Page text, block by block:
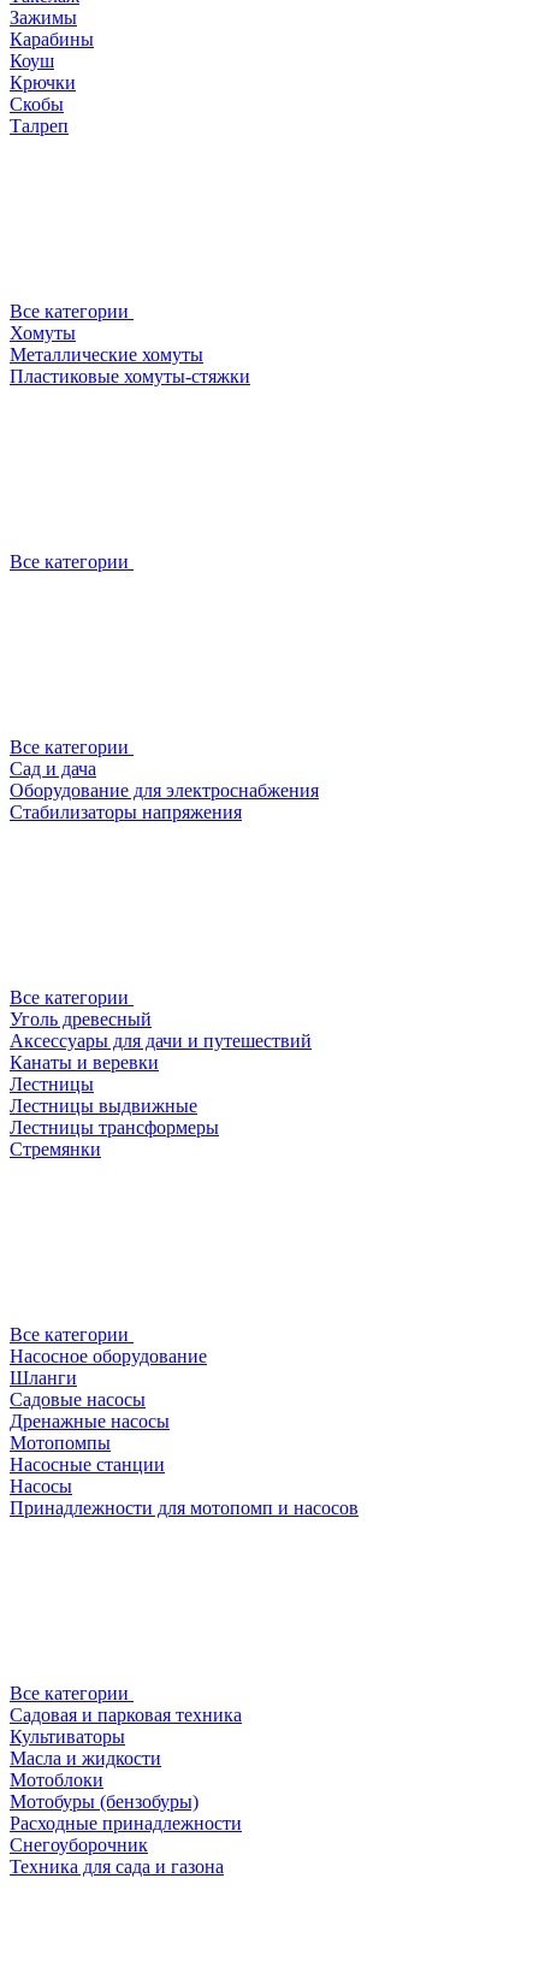
Зажимы
Карабины
Коуш
Крючки
Скобы
Талреп
Все категории
Хомуты
Металлические хомуты
Пластиковые хомуты-стяжки
Все категории
Все категории
Сад и дача
Оборудование для электроснабжения
Стабилизаторы напряжения
Все категории
Уголь древесный
Аксессуары для дачи и путешествий
Канаты и веревки
Лестницы
Лестницы выдвижные
Лестницы трансформеры
Стремянки
Все категории
Насосное оборудование
Шланги
Садовые насосы
Дренажные насосы
Мотопомпы
Насосные станции
Насосы
Принадлежности для мотопомп и насосов
Все категории
Садовая и парковая техника
Культиваторы
Масла и жидкости
Мотоблоки
Мотобуры (бензобуры)
Расходные принадлежности
Снегоуборочник
Техника для сада и газона